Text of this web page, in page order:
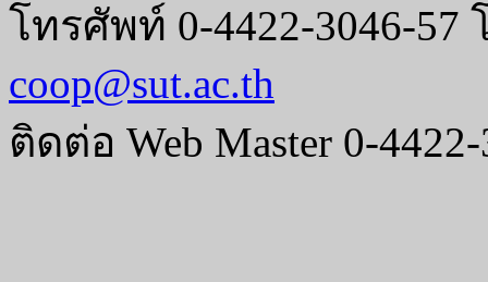
โทรศัพท์ 0-4422-3046-57
coop@sut.ac.th
ติดต่อ Web Master 0-